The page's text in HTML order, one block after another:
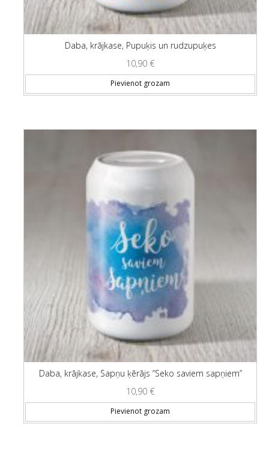
Daba, krājkase, Pupuķis un rudzupuķes
10,90 €
Pievienot grozam
Daba, krājkase, Sapņu ķērājs “Seko saviem sapņiem”
10,90 €
Pievienot grozam